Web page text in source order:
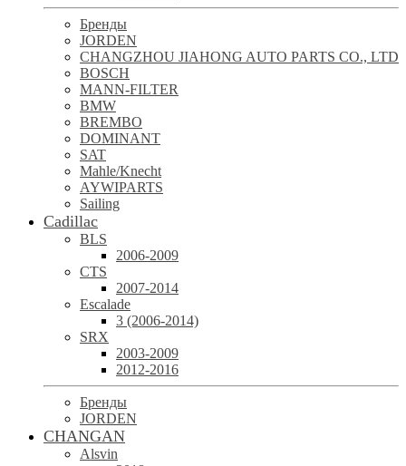
Бренды
JORDEN
CHANGZHOU JIAHONG AUTO PARTS CO., LTD
BOSCH
MANN-FILTER
BMW
BREMBO
DOMINANT
SAT
Mahle/Knecht
AYWIPARTS
Sailing
Cadillac
BLS
2006-2009
CTS
2007-2014
Escalade
3 (2006-2014)
SRX
2003-2009
2012-2016
Бренды
JORDEN
CHANGAN
Alsvin